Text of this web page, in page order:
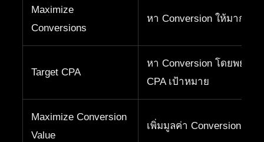
Maximize
Conversions
หา Conversion ให้มากที่สุ
Target CPA
หา Conversion โดยพยา
CPA เป้าหมาย
Maximize Conversion
Value
เพิ่มมูลค่า Conversion ให้